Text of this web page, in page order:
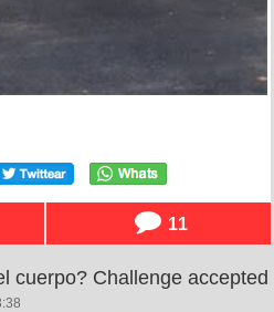
11
cuerpo? Challenge accepted